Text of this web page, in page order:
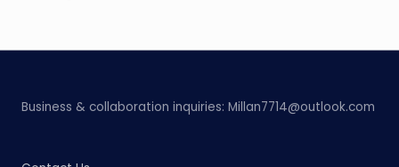
Business & collaboration inquiries: Millan7714@outlook.com